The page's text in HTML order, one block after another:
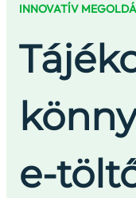
INNOVATÍV
e-